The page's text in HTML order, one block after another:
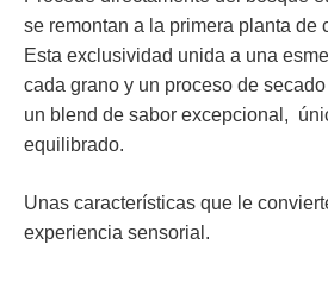
se remontan a la primera planta de
Esta exclusividad unida a una
cada grano y un proceso de
un blend de sabor excepcional,
equilibrado.
Unas características que le
experiencia sensorial.